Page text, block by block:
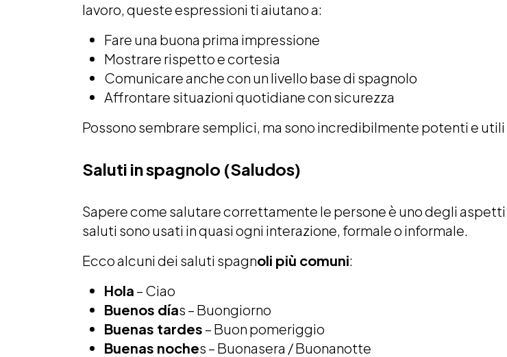
lavoro, queste espressioni ti aiutano a:
Fare una buona prima impressione
Mostrare rispetto e cortesia
Comunicare anche con un livello base di spagnolo
Affrontare situazioni quotidiane con sicurezza
Possono sembrare semplici, ma sono incredibilmente potenti e utili
Saluti in spagnolo (Saludos)
Sapere come salutare correttamente le persone è uno degli
saluti sono usati in quasi ogni interazione, formale o informale.
Ecco alcuni dei saluti spagnoli più comuni:
Hola – Ciao
Buenos días – Buongiorno
Buenas tardes – Buon pomeriggio
Buenas noches – Buonasera / Buonanotte